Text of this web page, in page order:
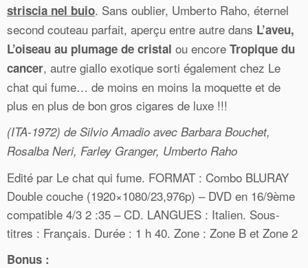
striscia nel buio. Sans oublier, Umberto Raho, éternel
second couteau parfait, aperçu entre autre dans L’aveu,
L’oiseau au plumage de cristal ou encore Tropique du
cancer, autre giallo exotique sorti également chez Le
chat qui fume… de moins en moins la moquette et de
plus en plus de bon gros cigares de luxe !!!
(ITA-1972) de Silvio Amadio avec Barbara Bouchet,
Rosalba Neri, Farley Granger, Umberto Raho
Edité par Le chat qui fume. FORMAT : Combo BLURAY
Double couche (1920×1080/23,976p) – DVD en 16/9ème
compatible 4/3 2 :35 – CD. LANGUES : Italien. Sous-
titres : Français. Durée : 1 h 40. Zone : Zone B et Zone 2
Bonus :